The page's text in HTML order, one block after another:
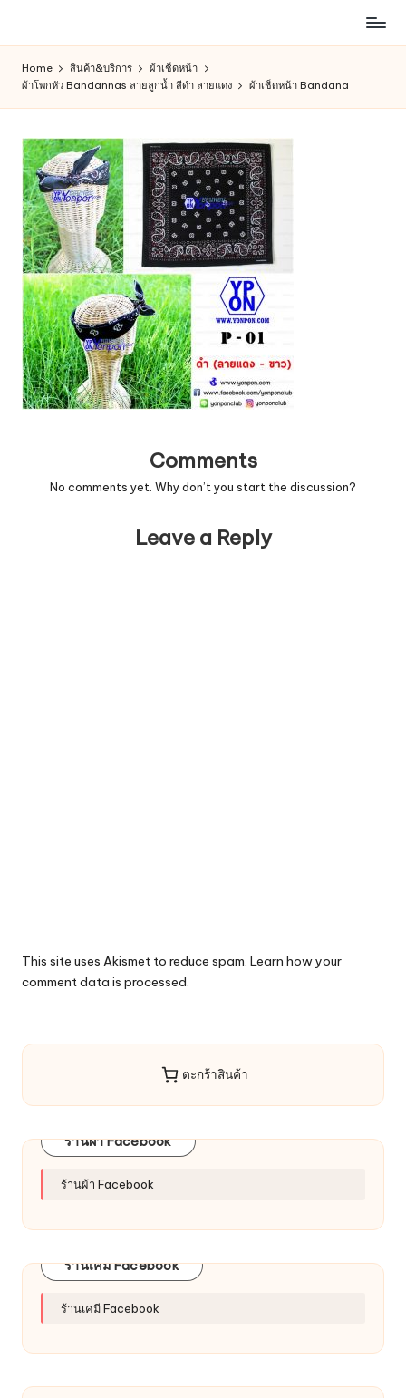
content
สินค้า
คน
รัก
การ
ช็อป
Home สินค้า&บริการ
ผ้าเช็ดหน้า
ผ้าโพกหัว Bandannas ลายลูกน้ำ สีดำ ลายแดง
ผ้าเช็ดหน้า Bandana
Comments
No comments yet. Why don’t you start the discussion?
Leave a Reply
This site uses Akismet to reduce spam. Learn how your
comment data is processed.
ตะกร้าสินค้า
ร้านผ้า Facebook
ร้านผ้า Facebook
ร้านเคมี Facebook
ร้านเคมี Facebook